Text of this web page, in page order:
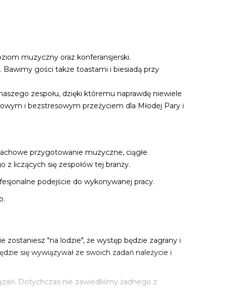
muzyczny oraz konferansjerski.
gości także toastami i biesiadą przy
zespołu, dzięki któremu naprawdę niewiele
i bezstresowym przeżyciem dla Młodej Pary i
przygotowanie muzyczne, ciągłe
liczących się zespołów tej branży.
podejście do wykonywanej pracy.
zostaniesz "na lodzie", że występ będzie zagrany i
się wywiązywał ze swoich zadań należycie i
Dotychczas nie zawiedliśmy żadnego z